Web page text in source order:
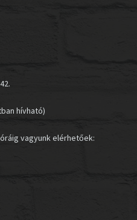
hívható)
vagyunk elérhetőek: